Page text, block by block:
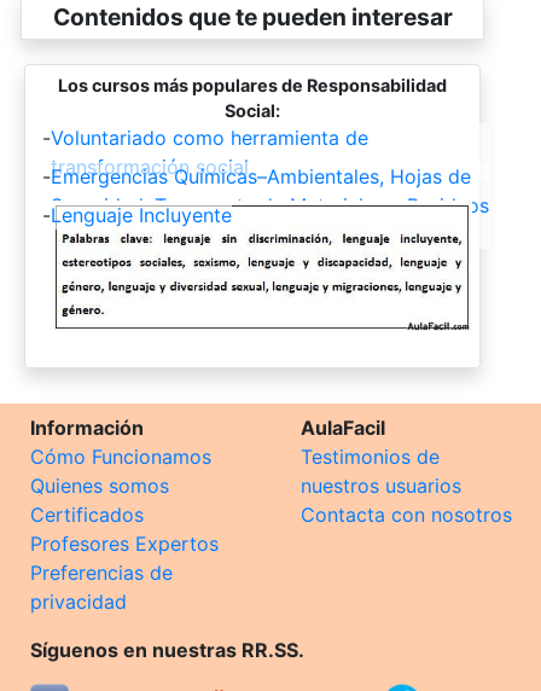
Contenidos que te pueden interesar
Los cursos más populares de Responsabilidad
Social:
-Voluntariado como herramienta de
transformación social
-Emergencias Químicas–Ambientales, Hojas de
Seguridad, Transporte de Materiales y Residuos
Peligrosos, Principios de Toxicología
-Lenguaje Incluyente
Información
Cómo Funcionamos
Quienes somos
Certificados
Profesores Expertos
Preferencias de
privacidad
AulaFacil
Testimonios de
nuestros usuarios
Contacta con nosotros
Síguenos en nuestras RR.SS.